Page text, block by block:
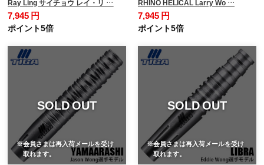
Ray Ling サイチョウ レイ・リ …
7,945 円
ポイント5倍
RHINO HELICAL Larry Wo …
7,945 円
ポイント5倍
SOLD OUT
※会員さまは再入荷メールを受け
取れます。
SOLD OUT
※会員さまは再入荷メールを受け
取れます。